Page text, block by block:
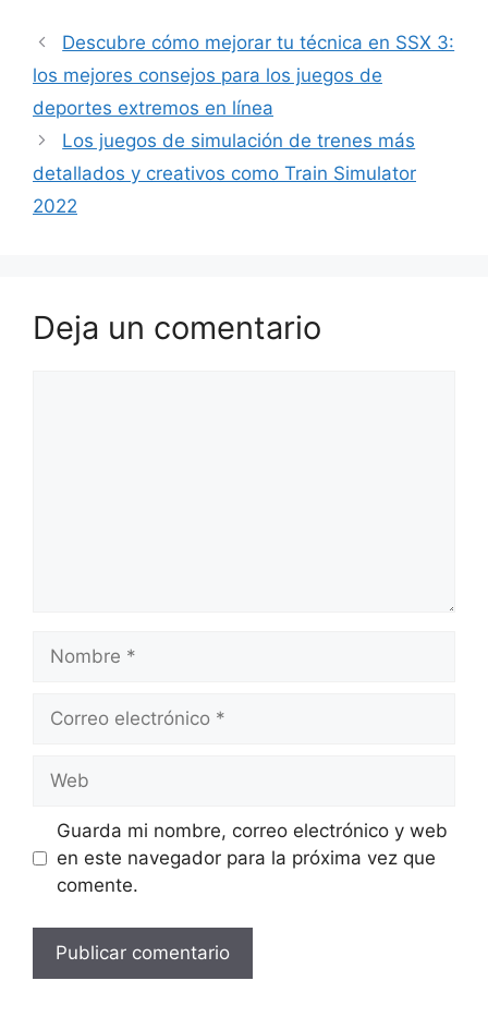
Descubre cómo mejorar tu técnica en SSX 3:
los mejores consejos para los juegos de
deportes extremos en línea
Los juegos de simulación de trenes más
detallados y creativos como Train Simulator
2022
Deja un comentario
Nombre
Correo
Web
Guarda mi nombre, correo electrónico y web
en este navegador para la próxima vez que
comente.